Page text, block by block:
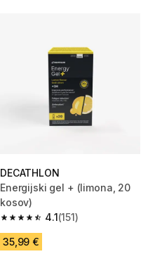
DECATHLON
Energijski gel + (limona, 20
kosov)
4.1
4.1 od 5 zvezdic from 151 ocene
(151)
35,99 €